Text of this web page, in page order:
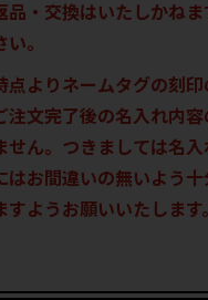
品・交換はいたしかねま
。
点よりネームタグの刻印
注文完了後の名入れ内容
せん。つきましては名入
はお間違いの無いよう十
ようお願いいたします。